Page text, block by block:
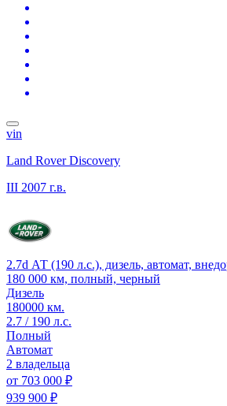
vin
Land Rover Discovery
III 2007 г.в.
2.7d АТ (190 л.с.), дизель, автомат,
180 000 км, полный, черный
Дизель
180000 км.
2.7 / 190 л.с.
Полный
Автомат
2 владельца
от 703 000 ₽
939 900 ₽